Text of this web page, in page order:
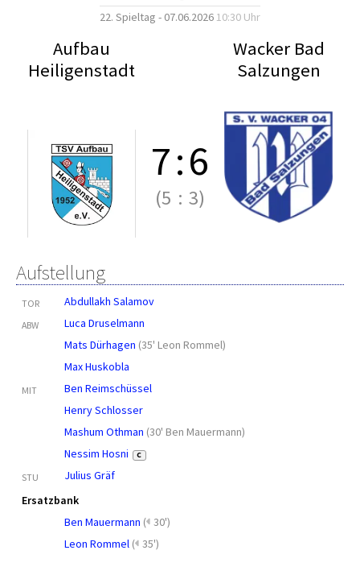
22. Spieltag - 07.06.2026 10:30 Uhr
Aufbau
Heiligenstadt
Wacker Bad
Salzungen
7:6
(5 : 3)
Aufstellung
TOR Abdullakh Salamov
ABW
Luca Druselmann
Mats Dürhagen (35' Leon Rommel)
Max Huskobla
MIT
Ben Reimschüssel
Henry Schlosser
Mashum Othman (30' Ben Mauermann)
Nessim Hosni
C
STU
Julius Gräf
Ersatzbank
Ben Mauermann ( 30')
Leon Rommel ( 35')